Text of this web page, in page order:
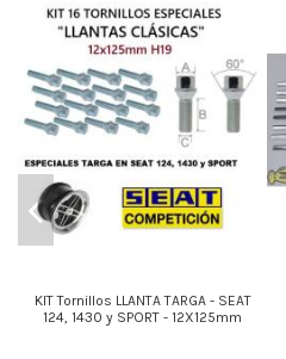
KIT Tornillos LLANTA TARGA - SEAT
124, 1430 y SPORT - 12X125mm